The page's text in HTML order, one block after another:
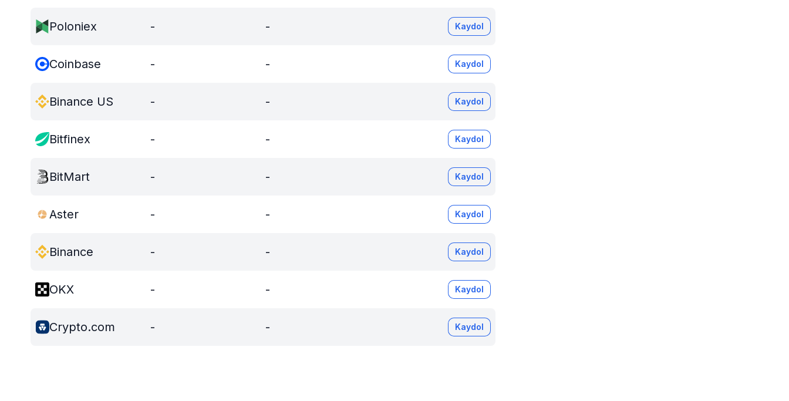
Poloniex - - Kaydol
Coinbase - - Kaydol
Binance US - - Kaydol
Bitfinex - - Kaydol
BitMart - - Kaydol
Aster - - Kaydol
Binance - - Kaydol
OKX - - Kaydol
Crypto.com - - Kaydol